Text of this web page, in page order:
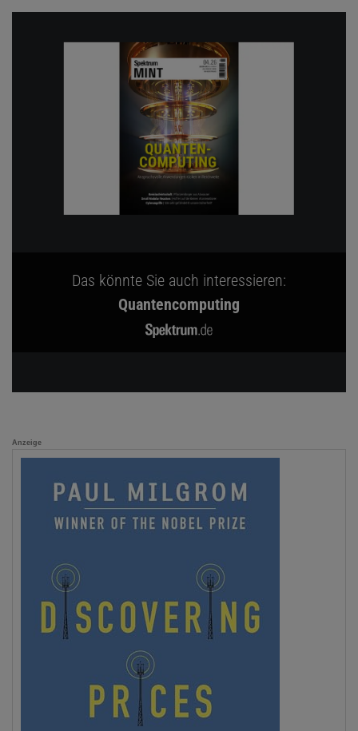
Das könnte Sie auch interessieren:
Quantencomputing
Anzeige